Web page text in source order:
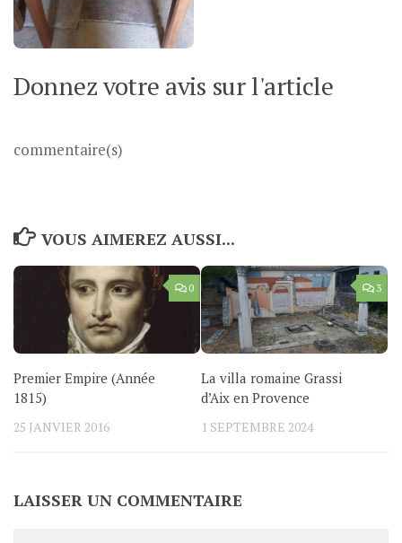
Donnez votre avis sur l'article
commentaire(s)
VOUS AIMEREZ AUSSI...
0
Premier Empire (Année
1815)
25 JANVIER 2016
3
La villa romaine Grassi
d’Aix en Provence
1 SEPTEMBRE 2024
LAISSER UN COMMENTAIRE